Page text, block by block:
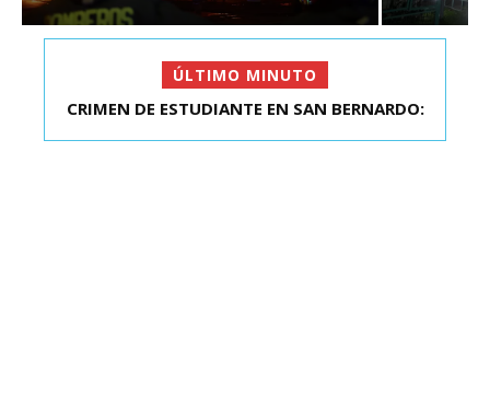
ÚLTIMO MINUTO
CRIMEN DE ESTUDIANTE EN SAN BERNARDO: